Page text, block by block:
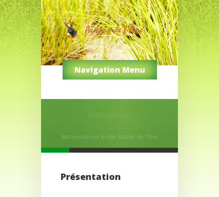
Navigation Menu
Tous les objets dédiés aux ânes
Présentation